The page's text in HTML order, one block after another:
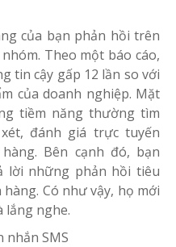
của bạn phản hồi trên
Theo một báo cáo,
tin cậy gấp 12 lần so với
của doanh nghiệp. Mặt
tiềm năng thường tìm
đánh giá trực tuyến
Bên cạnh đó, bạn
lời những phản hồi tiêu
hàng. Có như vậy, họ mới
lắng nghe.
nhắn SMS